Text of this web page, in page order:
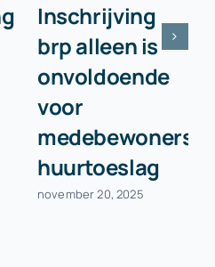
Inschrijving
brp alleen is
onvoldoende
voor
huurtoeslag
november 20, 2025